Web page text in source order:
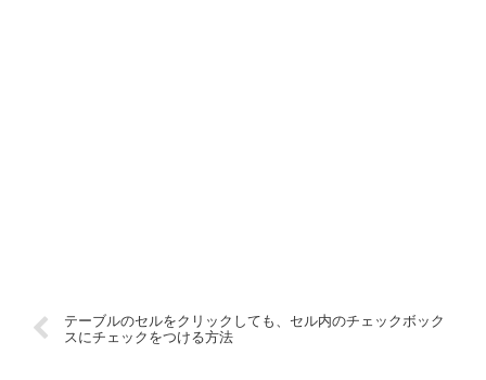
テーブルのセルをクリックしても、セル内のチェックボック
スにチェックをつける方法